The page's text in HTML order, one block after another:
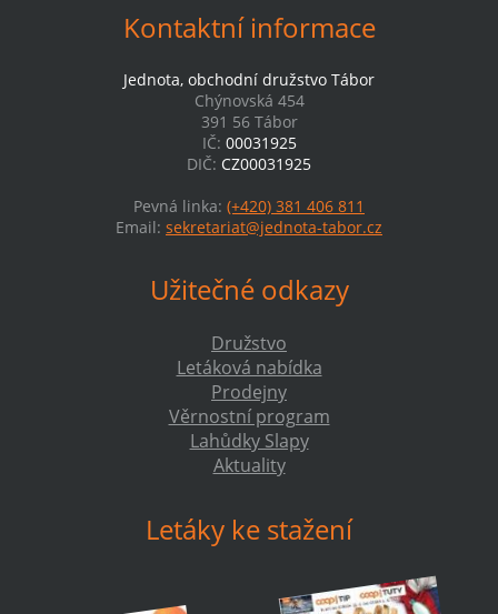
Kontaktní informace
Jednota, obchodní družstvo Tábor
Chýnovská 454
391 56 Tábor
IČ: 00031925
DIČ: CZ00031925
Pevná linka: (+420) 381 406 811
Email: sekretariat@jednota-tabor.cz
Užitečné odkazy
Družstvo
Letáková nabídka
Prodejny
Věrnostní program
Lahůdky Slapy
Aktuality
Letáky ke stažení